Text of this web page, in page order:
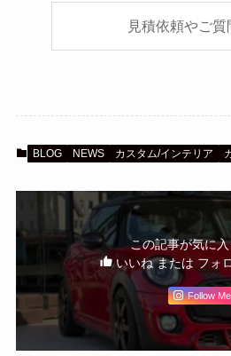
見積依頼やご質
BLOG NEWS カスタム/インテリア
この記事が気に
いいね または フォ
Follow Me